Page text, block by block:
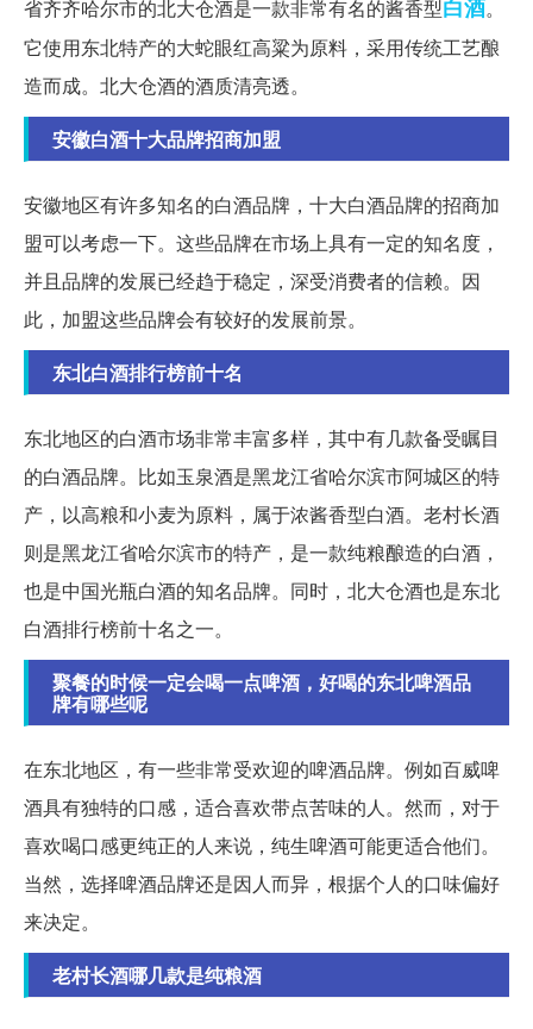
省齐齐哈尔市的北大仓酒是一款非常有名的酱香型白酒。
它使用东北特产的大蛇眼红高粱为原料，采用传统工艺酿
造而成。北大仓酒的酒质清亮透。
安徽白酒十大品牌招商加盟
安徽地区有许多知名的白酒品牌，十大白酒品牌的招商加
盟可以考虑一下。这些品牌在市场上具有一定的知名度，
并且品牌的发展已经趋于稳定，深受消费者的信赖。因
此，加盟这些品牌会有较好的发展前景。
东北白酒排行榜前十名
东北地区的白酒市场非常丰富多样，其中有几款备受瞩目
的白酒品牌。比如玉泉酒是黑龙江省哈尔滨市阿城区的特
产，以高粮和小麦为原料，属于浓酱香型白酒。老村长酒
则是黑龙江省哈尔滨市的特产，是一款纯粮酿造的白酒，
也是中国光瓶白酒的知名品牌。同时，北大仓酒也是东北
白酒排行榜前十名之一。
聚餐的时候一定会喝一点啤酒，好喝的东北啤酒品
牌有哪些呢
在东北地区，有一些非常受欢迎的啤酒品牌。例如百威啤
酒具有独特的口感，适合喜欢带点苦味的人。然而，对于
喜欢喝口感更纯正的人来说，纯生啤酒可能更适合他们。
当然，选择啤酒品牌还是因人而异，根据个人的口味偏好
来决定。
老村长酒哪几款是纯粮酒